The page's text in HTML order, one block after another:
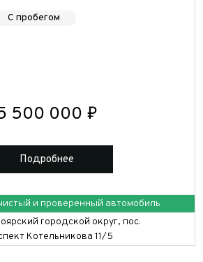
С пробегом
500 000 ₽
Подробнее
и проверенный автомобиль
городской округ, пос.
Котельникова 11/5